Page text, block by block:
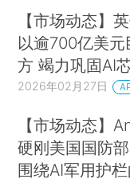
【市场动态】
以逾700亿美
方 竭力巩固AI
2026年02月27日
【市场动态】
硬刚美国国防
围绕AI军用护